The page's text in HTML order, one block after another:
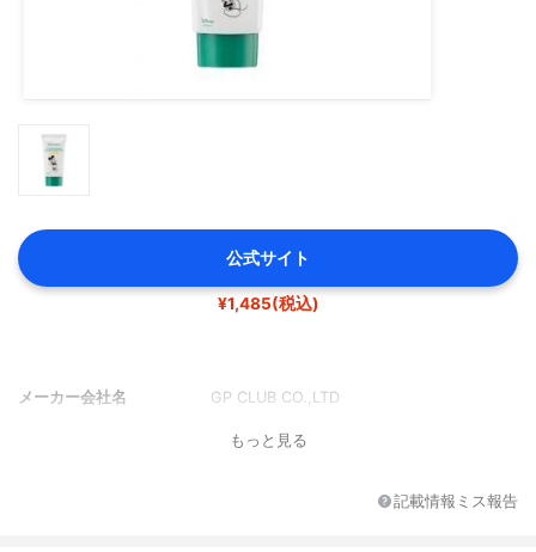
公式サイト
¥1,485(税込)
メーカー会社名 GP CLUB CO.,LTD
もっと見る
記載情報ミス報告